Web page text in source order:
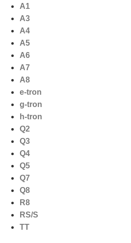
naar
inhoud
A1
A3
A4
A5
A6
A7
A8
e-tron
g-tron
h-tron
Q2
Q3
Q4
Q5
Q7
Q8
R8
RS/S
TT